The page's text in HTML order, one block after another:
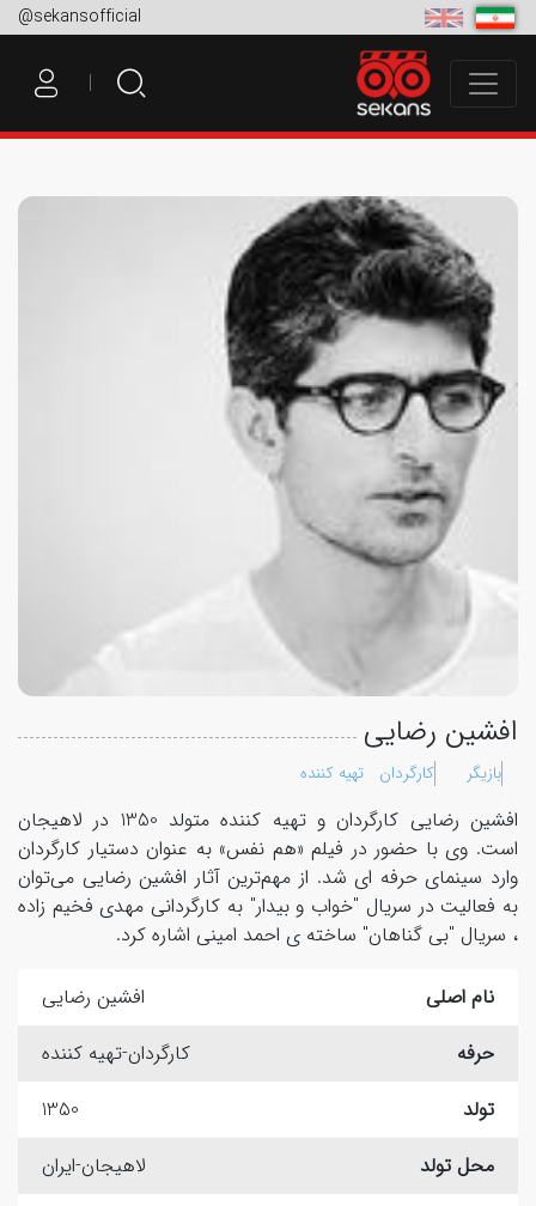
@sekansofficial
افشین رضایی
بازیگر کارگردان تهیه کننده
افشین رضایی کارگردان و تهیه کننده متولد 1350 در لاهیجان
است. وی با حضور در فیلم «هم نفس» به عنوان دستیار کارگردان
وارد سینمای حرفه ای شد. از مهم‌ترین آثار افشین رضایی می‌توان
به فعالیت در سریال "خواب و بیدار" به کارگردانی مهدی فخیم زاده
، سریال "بی گناهان" ساخته ی احمد امینی اشاره کرد.
نام اصلی
افشین رضایی
حرفه
کارگردان-تهیه کننده
تولد
1350
محل تولد
لاهیجان-ایران